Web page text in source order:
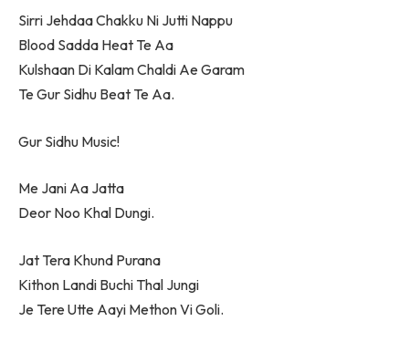
Sirri Jehdaa Chakku Ni Jutti Nappu
Blood Sadda Heat Te Aa
Kulshaan Di Kalam Chaldi Ae Garam
Te Gur Sidhu Beat Te Aa.
Gur Sidhu Music!
Me Jani Aa Jatta
Deor Noo Khal Dungi.
Jat Tera Khund Purana
Kithon Landi Buchi Thal Jungi
Je Tere Utte Aayi Methon Vi Goli.